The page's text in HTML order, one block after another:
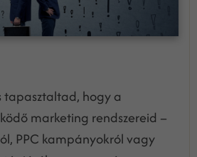
tapasztaltad, hogy a
marketing rendszereid –
PPC kampányokról vagy